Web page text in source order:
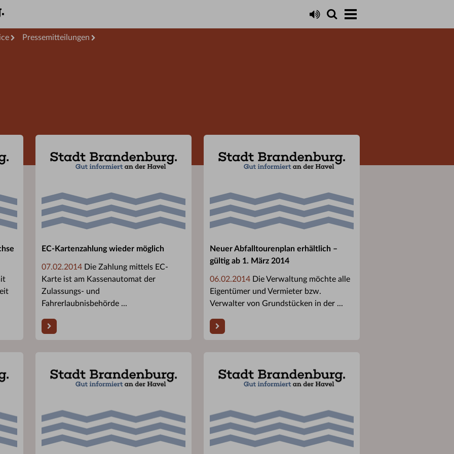
Pressemitteilungen
EC-Kartenzahlung wieder möglich
07.02.2014 Die Zahlung mittels EC-
Karte ist am Kassenautomat der
Zulassungs- und
Fahrerlaubnisbehörde ...
Neuer Abfalltourenplan erhältlich –
gültig ab 1. März 2014
06.02.2014 Die Verwaltung möchte alle
Eigentümer und Vermieter bzw.
Verwalter von Grundstücken in der ...